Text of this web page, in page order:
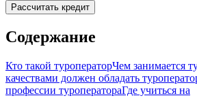
Рассчитать кредит
Содержание
Кто такой туроператорЧем занимается
качествами должен обладать
профессии туроператораГде учиться на